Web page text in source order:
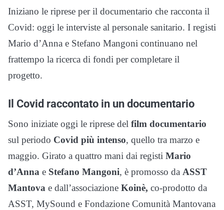
Iniziano le riprese per il documentario che racconta il
Covid: oggi le interviste al personale sanitario. I registi
Mario d’Anna e Stefano Mangoni continuano nel
frattempo la ricerca di fondi per completare il
progetto.
Il Covid raccontato in un documentario
Sono iniziate oggi le riprese del film documentario
sul periodo Covid più intenso, quello tra marzo e
maggio. Girato a quattro mani dai registi Mario
d’Anna e Stefano Mangoni, è promosso da ASST
Mantova e dall’associazione Koinè, co-prodotto da
ASST, MySound e Fondazione Comunità Mantovana